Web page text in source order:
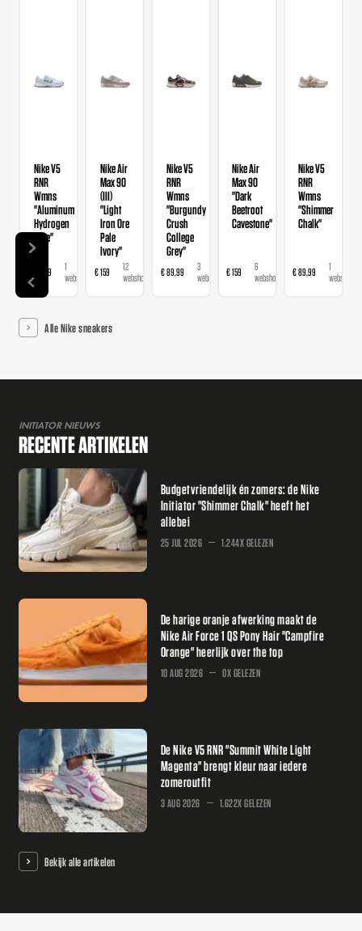
Nike V5
RNR
Wmns
"Aluminum
Hydrogen
Blue"
€ 89,99
1
webshop
Nike Air
Max 90
(III)
"Light
Iron Ore
Pale
Ivory"
€ 159
12
webshops
Nike V5
RNR
Wmns
"Burgundy
Crush
College
Grey"
€ 89,99
3
webshops
Nike Air
Max 90
"Dark
Beetroot
Cavestone"
€ 159
6
webshops
Nike V5
RNR
Wmns
"Shimmer
Chalk"
€ 89,99
1
webshop
Alle Nike sneakers
INITIATOR NIEUWS
RECENTE ARTIKELEN
Budgetvriendelijk én zomers: de Nike
Initiator "Shimmer Chalk" heeft het
allebei
25 JUL 2026 1.244X GELEZEN
De harige oranje afwerking maakt de
Nike Air Force 1 QS Pony Hair "Campfire
Orange" heerlijk over the top
10 AUG 2026 0X GELEZEN
De Nike V5 RNR "Summit White Light
Magenta" brengt kleur naar iedere
zomeroutfit
3 AUG 2026 1.622X GELEZEN
Bekijk alle artikelen